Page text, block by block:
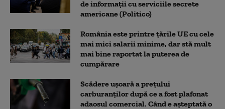
de informații cu serviciile secrete
americane (Politico)
România este printre țările UE cu cele
mai mici salarii minime, dar stă mult
mai bine raportat la puterea de
cumpărare
Scădere ușoară a prețului
carburanților după ce a fost plafonat
adaosul comercial. Când e așteptată o